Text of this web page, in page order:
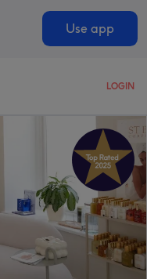
Use app
LOGIN